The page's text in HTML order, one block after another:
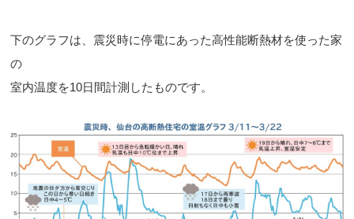
下のグラフは、震災時に停電にあった高性能断熱材を使った家
の
室内温度を10日間計測したものです。